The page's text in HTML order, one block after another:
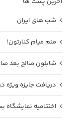
شب های ایران
منم میام کنارتون!
شابلون صالح بعد
دریافت جایزه ویژه
اختتامیه نمایشگاه